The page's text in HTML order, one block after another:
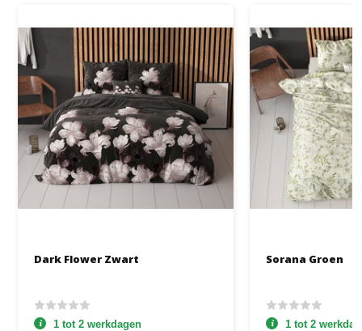
Dark Flower Zwart
1 tot 2 werkdagen
Sorana Groen
1 tot 2